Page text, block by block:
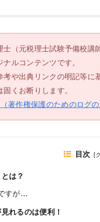
士（元税理士試験予備校
ルコンテンツです。
考や出典リンクの明記等
くお断りします。
著作権保護のためのログの
目次 [
は？
すが…
れるのは便利！